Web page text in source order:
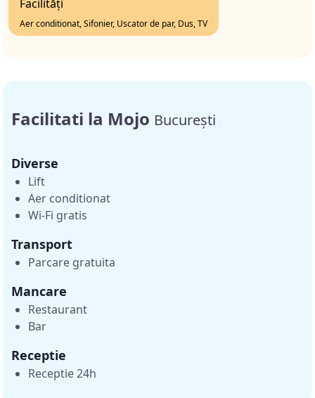
Facilități
Aer conditionat, Sifonier, Uscator de par, Dus, TV
Facilitati la Mojo București
Diverse
Lift
Aer conditionat
Wi-Fi gratis
Transport
Parcare gratuita
Mancare
Restaurant
Bar
Receptie
Receptie 24h